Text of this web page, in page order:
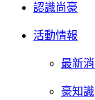
認識尚豪
活動情報
最新
豪知識